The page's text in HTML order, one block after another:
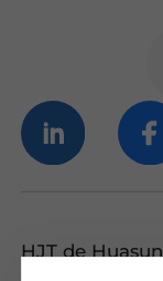
HJT de Huasun